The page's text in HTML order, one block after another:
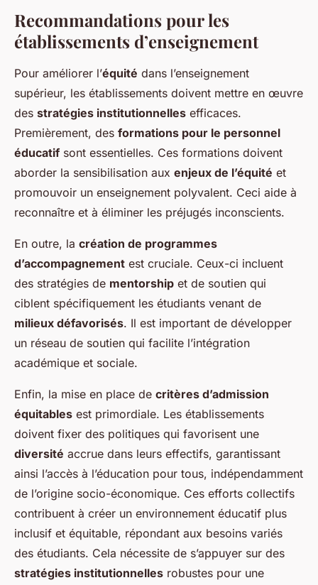
Recommandations pour les
établissements d’enseignement
Pour améliorer l’équité dans l’enseignement
supérieur, les établissements doivent mettre en œuvre
des stratégies institutionnelles efficaces.
Premièrement, des formations pour le personnel
éducatif sont essentielles. Ces formations doivent
aborder la sensibilisation aux enjeux de l’équité et
promouvoir un enseignement polyvalent. Ceci aide à
reconnaître et à éliminer les préjugés inconscients.
En outre, la création de programmes
d’accompagnement est cruciale. Ceux-ci incluent
des stratégies de mentorship et de soutien qui
ciblent spécifiquement les étudiants venant de
milieux défavorisés. Il est important de développer
un réseau de soutien qui facilite l’intégration
académique et sociale.
Enfin, la mise en place de critères d’admission
équitables est primordiale. Les établissements
doivent fixer des politiques qui favorisent une
diversité accrue dans leurs effectifs, garantissant
ainsi l’accès à l’éducation pour tous, indépendamment
de l’origine socio-économique. Ces efforts collectifs
contribuent à créer un environnement éducatif plus
inclusif et équitable, répondant aux besoins variés
des étudiants. Cela nécessite de s’appuyer sur des
stratégies institutionnelles robustes pour une